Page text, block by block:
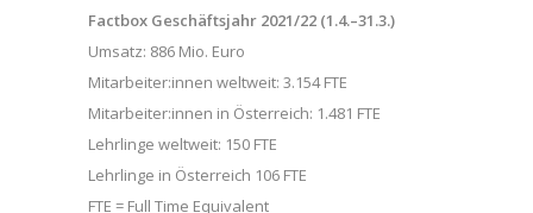
Factbox Geschäftsjahr 2021/22 (1.4.–31.3.)
Umsatz: 886 Mio. Euro
Mitarbeiter:innen weltweit: 3.154 FTE
Mitarbeiter:innen in Österreich: 1.481 FTE
Lehrlinge weltweit: 150 FTE
Lehrlinge in Österreich 106 FTE
FTE = Full Time Equivalent